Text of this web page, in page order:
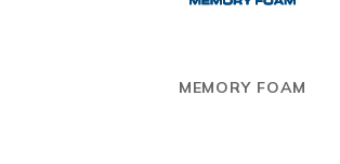
MEMORY FOAM